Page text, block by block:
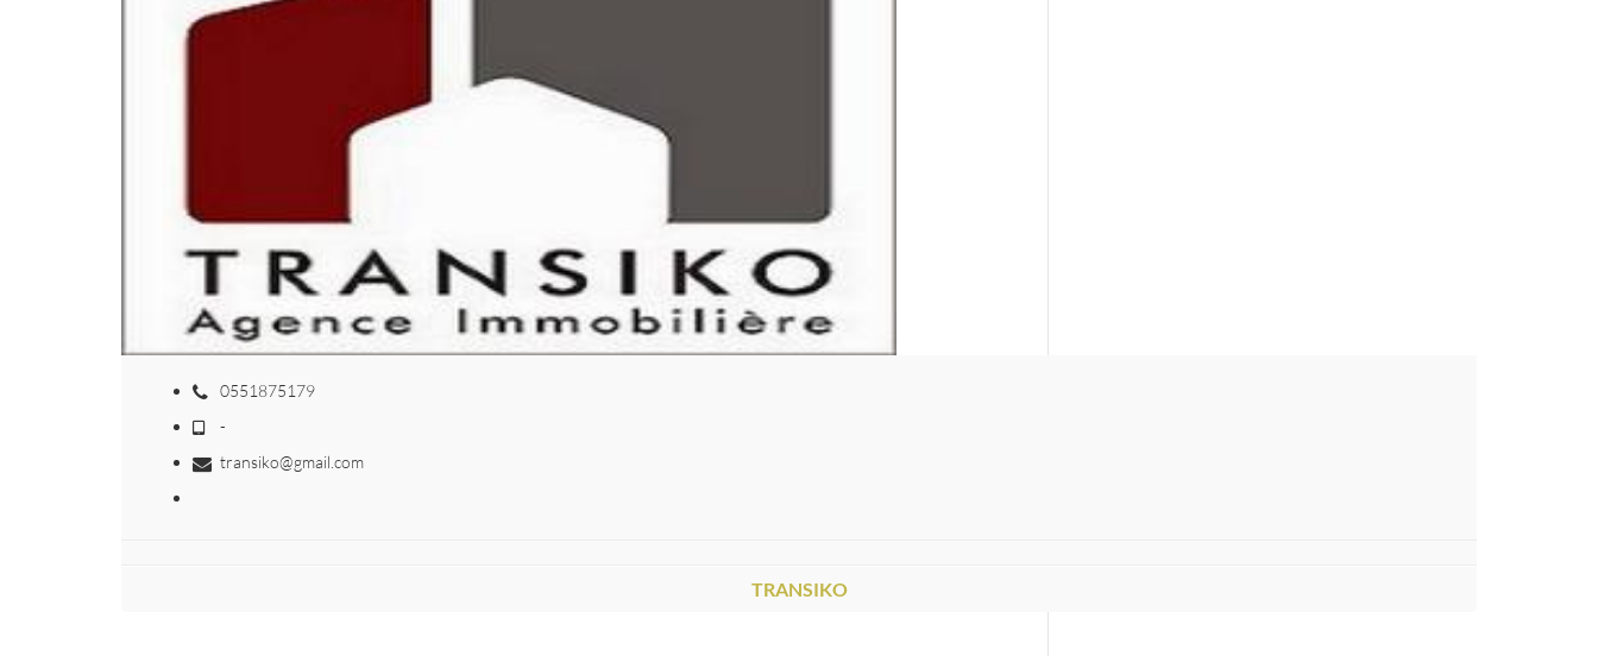
0551875179
-
transiko@gmail.com
TRANSIKO